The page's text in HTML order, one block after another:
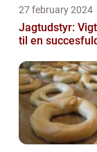
27 february 2024
Jagtudstyr:
til en